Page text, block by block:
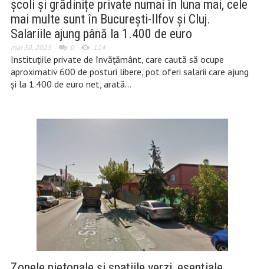
școli și grădinițe private numai în luna mai, cele
mai multe sunt în București-Ilfov și Cluj.
Salariile ajung până la 1.400 de euro
mai 30, 2023 0 114
Instituțiile private de învățământ, care caută să ocupe
aproximativ 600 de posturi libere, pot oferi salarii care ajung
și la 1.400 de euro net, arată…